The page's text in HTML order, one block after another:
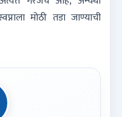
मोठी तडा जाण्याची